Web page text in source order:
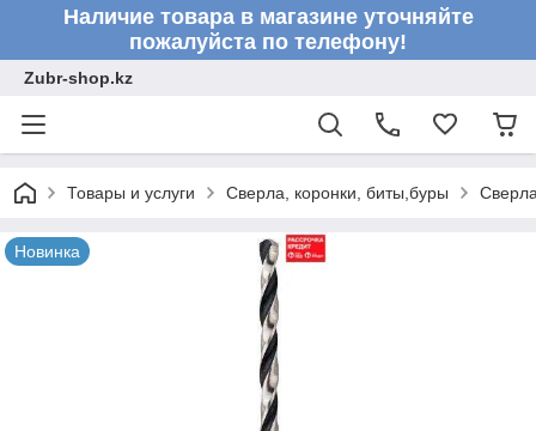
Наличие товара в магазине уточняйте
пожалуйста по телефону!
Zubr-shop.kz
Товары и услуги Сверла, коронки, биты,буры
Новинка